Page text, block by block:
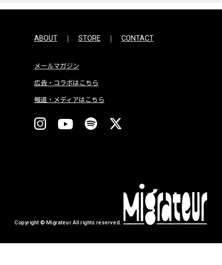
ABOUT STORE CONTACT
メールマガジン
広告・コラボはこちら
報道・メディアはこちら
Copyright © Migrateur All rights reserved.